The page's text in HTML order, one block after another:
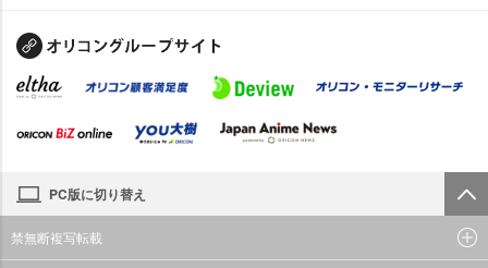
PC版に切り替え
禁無断複写転載